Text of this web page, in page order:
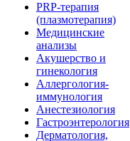
PRP-терапия
(плазмотерапия)
Медицинские
анализы
Акушерство и
гинекология
Аллергология-
иммунология
Анестезиология
Гастроэнтерология
Дерматология,